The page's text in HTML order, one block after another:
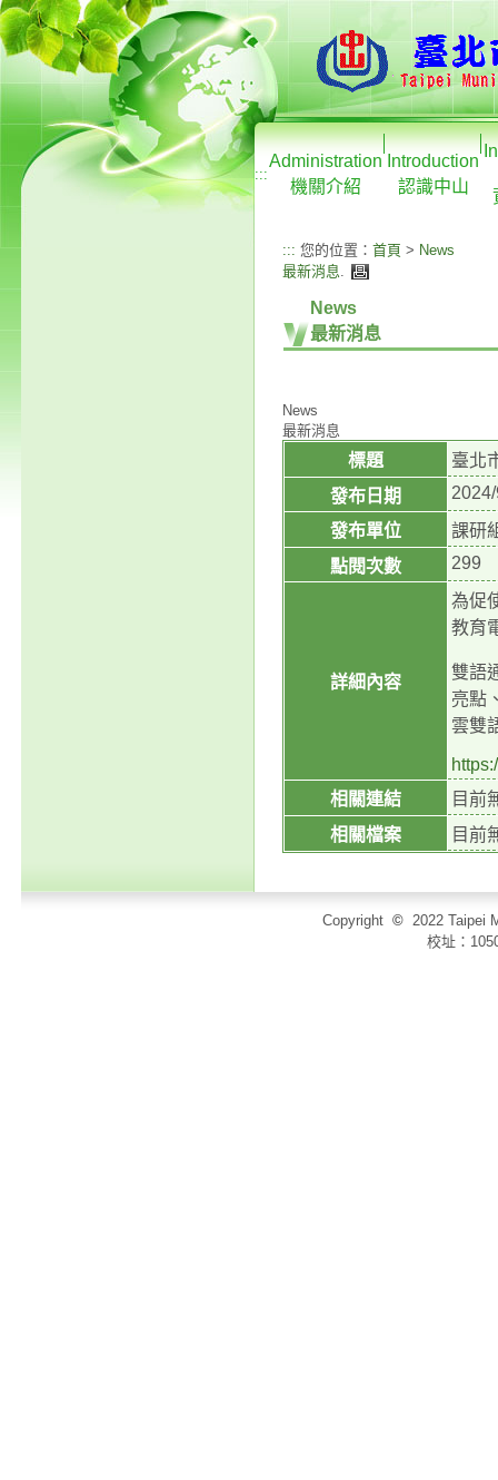
:::
Administration
機關介紹
Introduction
認識中山
::: 您的位置： 首頁 > News
最新消息.
News
最新消息
News
最新消息
標題
臺北
發布日期
發布單位
課研
點閱次數
299
詳細內容
為促
教育
雙語
亮點
雲雙
相關連結
目前
相關檔案
目前
Copyright © 2022 Taipei
校址：